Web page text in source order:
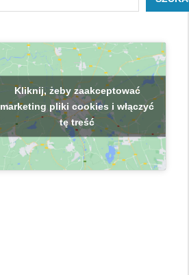
Kliknij, żeby zaakceptować
marketing pliki cookies i włączyć
tę treść